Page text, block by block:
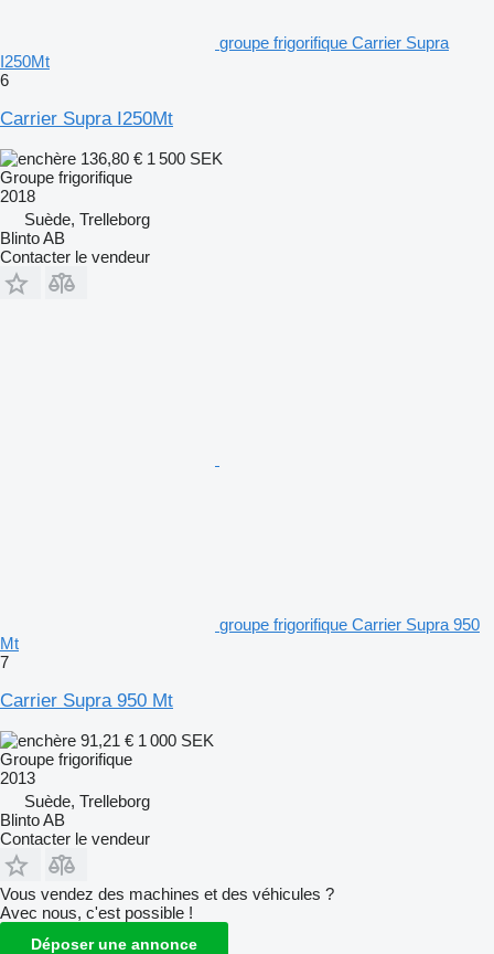
groupe frigorifique Carrier Supra
I250Mt
6
Carrier Supra I250Mt
136,80 € 1 500 SEK
Groupe frigorifique
2018
Suède, Trelleborg
Blinto AB
Contacter le vendeur
groupe frigorifique Carrier Supra 950
Mt
7
Carrier Supra 950 Mt
91,21 € 1 000 SEK
Groupe frigorifique
2013
Suède, Trelleborg
Blinto AB
Contacter le vendeur
Vous vendez des machines et des véhicules ?
Avec nous, c'est possible !
Déposer une annonce